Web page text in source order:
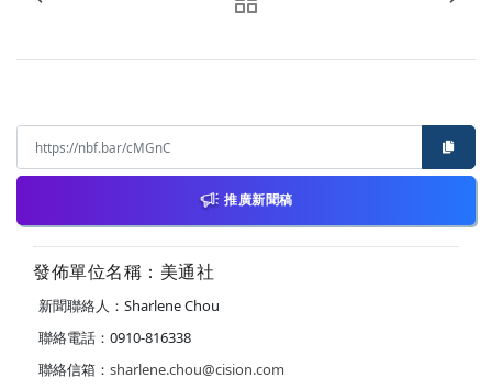
推廣新聞稿
發佈單位名稱：美通社
新聞聯絡人：Sharlene Chou
聯絡電話：0910-816338
聯絡信箱： sharlene.chou@cision.com